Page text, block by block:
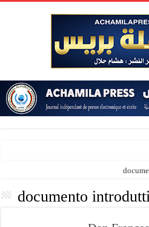
documento